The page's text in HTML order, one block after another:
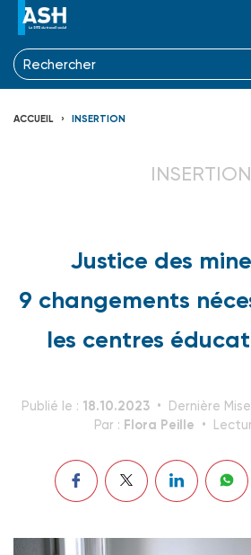
ACCUEIL INSERTION
INSERTION
Justice des
9 changements
les centres
Publié le : 18.10.2023 Dernière
Par : Flora Peille